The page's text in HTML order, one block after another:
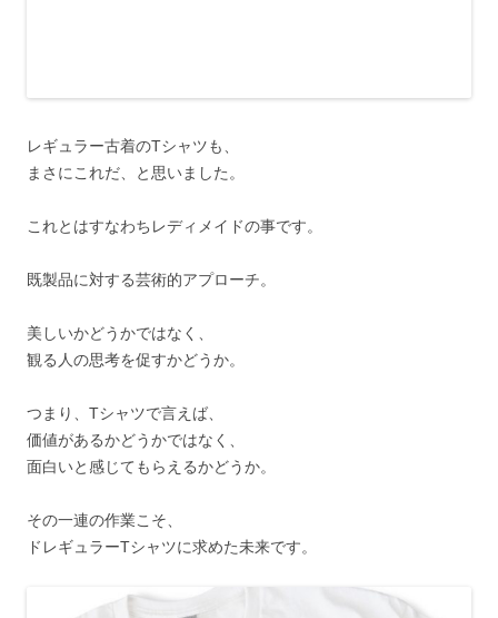
レギュラー古着のTシャツも、
まさにこれだ、と思いました。
これとはすなわちレディメイドの事です。
既製品に対する芸術的アプローチ。
美しいかどうかではなく、
観る人の思考を促すかどうか。
つまり、Tシャツで言えば、
価値があるかどうかではなく、
面白いと感じてもらえるかどうか。
その一連の作業こそ、
ドレギュラーTシャツに求めた未来です。